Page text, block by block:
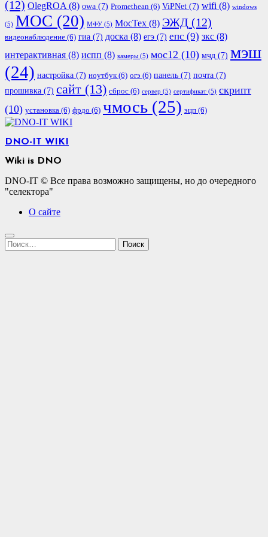
(12) OlegROA (8) owa (7) Promethean (6) ViPNet (7) wifi (8) windows
(5) МОС (20) МФУ (5) МосТех (8) ЭЖД (12)
видеонаблюдение (6) гиа (7) доска (8) егэ (7) епс (9) зкс (8)
интерактивная (8) испп (8) камеры (5) мос12 (10) мчд (7) мэш
(24) настройка (7) ноутбук(6) огэ (6) панель (7) почта (7)
прошивка (7) сайт (13) сброс (6) сервер (5) сертификат (5) скрипт
(10) установка (6) фрдо (6) чмось (25) эцп (6)
DNO-IT WIKI
Wiki is DNO
DNO-IT © Все права возможно защищены, но до очередного
"селектора"
О сайте
Найти: